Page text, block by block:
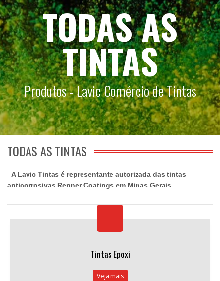
TODAS AS
TINTAS
Produtos - Lavic Comércio de Tintas
TODAS AS TINTAS
A Lavic Tintas é representante autorizada das tintas
anticorrosivas Renner Coatings em Minas Gerais
Tintas Epoxi
Veja mais